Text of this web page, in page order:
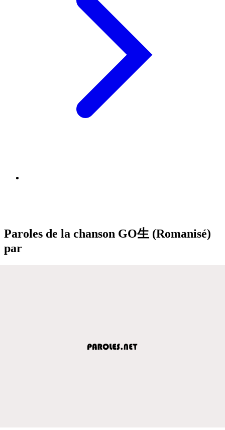
Paroles de la chanson GO生 (Romanisé)
par